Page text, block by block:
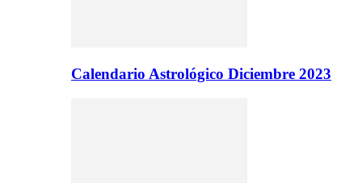
Calendario Astrológico Diciembre 2023